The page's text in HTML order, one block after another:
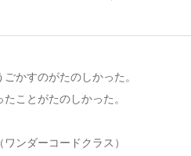
ごかすのがたのしかった。
ことがたのしかった。
ンダーコードクラス）